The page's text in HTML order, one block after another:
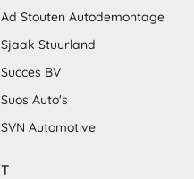
Ad Stouten Autodemontage
Sjaak Stuurland
Succes BV
Suos Auto's
SVN Automotive
T